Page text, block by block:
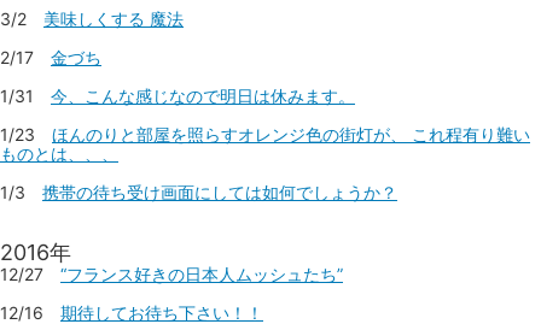
3/2 美味しくする 魔法
2/17 金づち
1/31 今、こんな感じなので明日は休みます。
1/23 ほんのりと部屋を照らすオレンジ色の街灯が、 これ程有り難い
ものとは、、、
1/3 携帯の待ち受け画面にしては如何でしょうか？
2016年
12/27 “フランス好きの日本人ムッシュたち”
12/16 期待してお待ち下さい！！